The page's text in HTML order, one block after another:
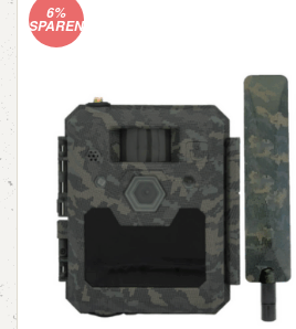
6%
SPAREN